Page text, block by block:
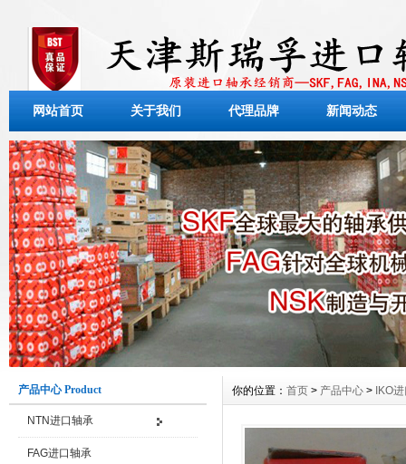
网站首页 关于我们 代理品牌 新闻动态
产品中心 Product
NTN进口轴承
FAG进口轴承
你的位置： 首页 > 产品中心 > IKO